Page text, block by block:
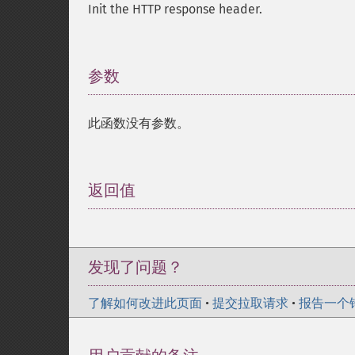
Init the HTTP response header.
参数
此函数没有参数。
返回值
发现了问题？
了解如何改进此页面 • 提交拉取请求 • 报告一个